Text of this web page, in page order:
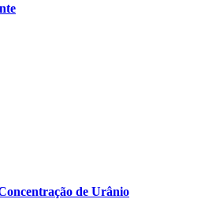
de Urânio